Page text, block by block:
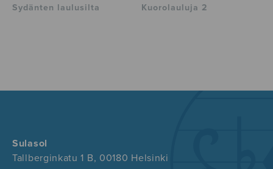
Sydänten laulusilta Kuorolauluja 2
Sulasol
Tallberginkatu 1 B, 00180 Helsinki